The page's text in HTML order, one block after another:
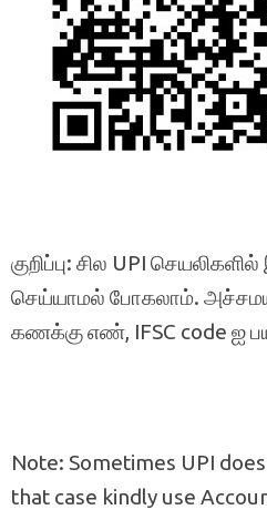
குறிப்பு: சில UPI
செய்யாமல் போகலாம்.
கணக்கு எண், IFSC code ஐ
Note: Sometimes UPI
that case kindly use